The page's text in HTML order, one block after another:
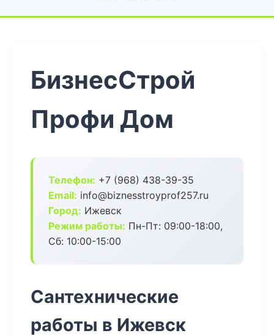
БизнесСтрой
Профи Дом
Телефон: +7 (968) 438-39-35
Email: info@biznesstroyprof257.ru
Город: Ижевск
Режим работы: Пн-Пт: 09:00-18:00,
Сб: 10:00-15:00
Сантехнические
работы в Ижевск